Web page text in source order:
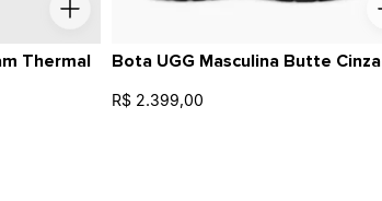
Thermal
Bota UGG Masculina Butte Cinza
R$ 2.399,00